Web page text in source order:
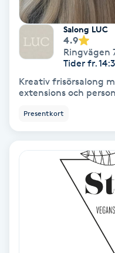
Torr hårbotten
Torrborstning
Salong LUC
4.9
Ringvägen
Tider fr.
Kreativ frisörsalong
extensions och
Presentkort